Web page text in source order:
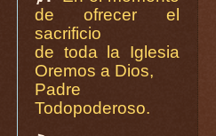
de ofrecer el
sacrificio
de toda la Iglesia
Oremos a Dios,
Padre
Todopoderoso.